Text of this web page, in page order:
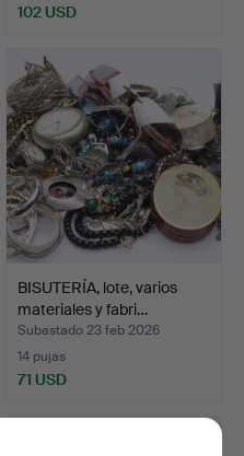
102 USD
BISUTERÍA, lote, varios
materiales y fabri…
Subastado 23 feb 2026
14 pujas
71 USD